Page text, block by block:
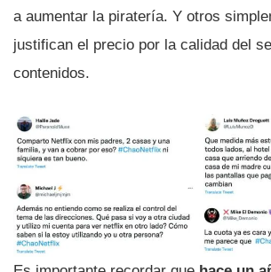
a aumentar la piratería. Y otros
justifican el precio por la calidad del
contenidos.